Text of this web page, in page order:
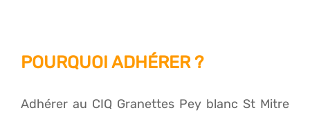
POURQUOI ADHÉRER ?
Adhérer au CIQ Granettes Pey blanc St Mitre